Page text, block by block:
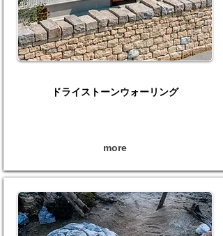
​ドライストーンウォーリング
more